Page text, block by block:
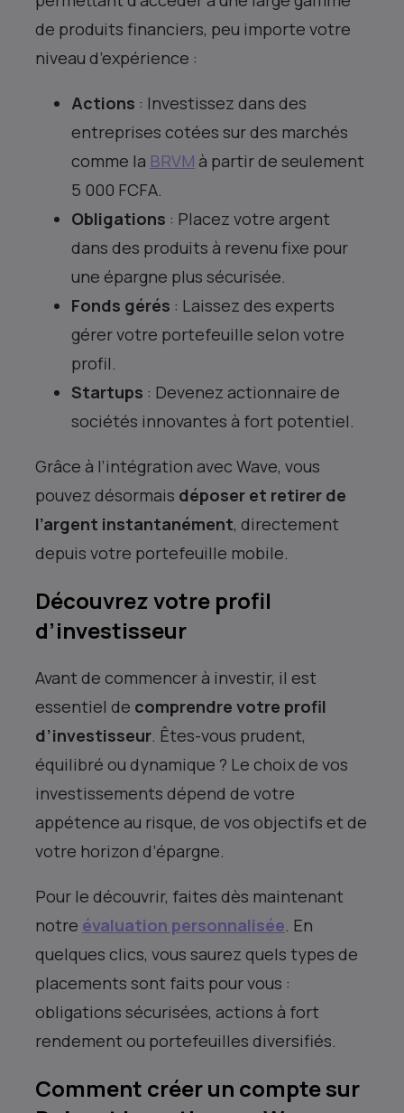
de produits financiers, peu importe votre
niveau d’expérience :
Actions : Investissez dans des
entreprises cotées sur des marchés
comme la BRVM à partir de seulement
5 000 FCFA.
Obligations : Placez votre argent
dans des produits à revenu fixe pour
une épargne plus sécurisée.
Fonds gérés : Laissez des experts
gérer votre portefeuille selon votre
profil.
Startups : Devenez actionnaire de
sociétés innovantes à fort potentiel.
Grâce à l’intégration avec Wave, vous
pouvez désormais déposer et retirer de
l’argent instantanément, directement
depuis votre portefeuille mobile.
Découvrez votre profil
d’investisseur
Avant de commencer à investir, il est
essentiel de comprendre votre profil
d’investisseur. Êtes-vous prudent,
équilibré ou dynamique ? Le choix de vos
investissements dépend de votre
appétence au risque, de vos objectifs et de
votre horizon d’épargne.
Pour le découvrir, faites dès maintenant
notre évaluation personnalisée. En
quelques clics, vous saurez quels types de
placements sont faits pour vous :
obligations sécurisées, actions à fort
rendement ou portefeuilles diversifiés.
Comment créer un compte sur